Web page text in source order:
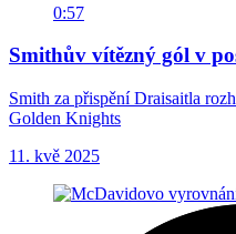
0:57
Smithův vítězný gól v
Smith za přispění Draisaitla
Golden Knights
11. kvě 2025